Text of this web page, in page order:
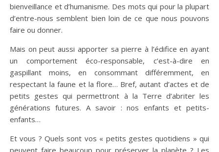
bienveillance et d’humanisme. Des mots qui pour la plupart
d’entre-nous semblent bien loin de ce que nous pouvons
faire ou donner.
Mais on peut aussi apporter sa pierre à l’édifice en ayant
un comportement éco-responsable, c’est-à-dire en
gaspillant moins, en consommant différemment, en
respectant la faune et la flore… Bref, autant d’actes et de
petits gestes qui permettront à la Terre d’abriter les
générations futures. A savoir : nos enfants et petits-
enfants…
Et vous ? Quels sont vos « petits gestes quotidiens » qui
peuvent faire beaucoup pour préserver la planète ? Les